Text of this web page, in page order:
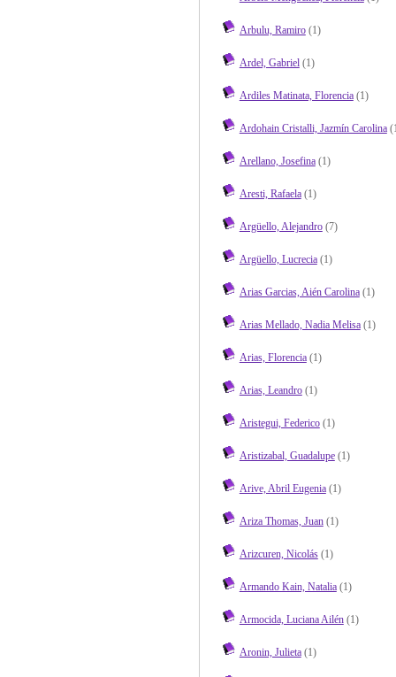
Arbulu, Ramiro(1)
Ardel, Gabriel(1)
Ardiles Matinata, Florencia(1)
Ardohain Cristalli, Jazmín Carolina
Arellano, Josefina(1)
Aresti, Rafaela(1)
Argüello, Alejandro(7)
Argüello, Lucrecia(1)
Arias Garcias, Aién Carolina(1)
Arias Mellado, Nadia Melisa(1)
Arias, Florencia(1)
Arias, Leandro(1)
Aristegui, Federico(1)
Aristizabal, Guadalupe(1)
Arive, Abril Eugenia(1)
Ariza Thomas, Juan(1)
Arizcuren, Nicolás(1)
Armando Kain, Natalia(1)
Armocida, Luciana Ailén(1)
Aronin, Julieta(1)